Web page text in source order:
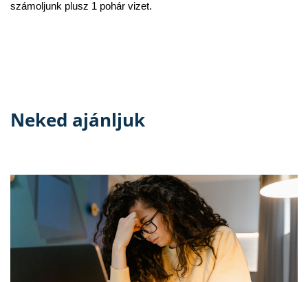
számoljunk plusz 1 pohár vizet.
Neked ajánljuk